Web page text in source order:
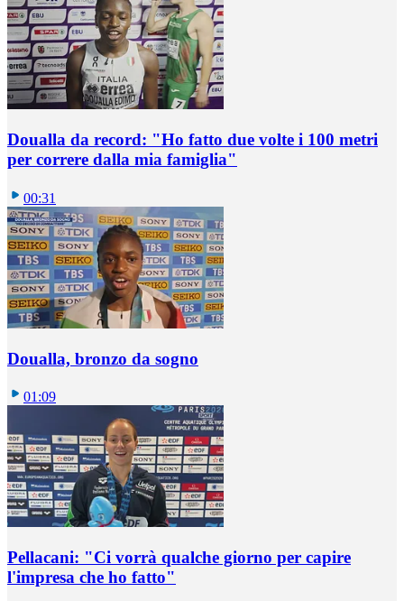
Doualla da record: "Ho fatto due volte i 100 metri
per correre dalla mia famiglia"
00:31
Doualla, bronzo da sogno
01:09
Pellacani: "Ci vorrà qualche giorno per capire
l'impresa che ho fatto"